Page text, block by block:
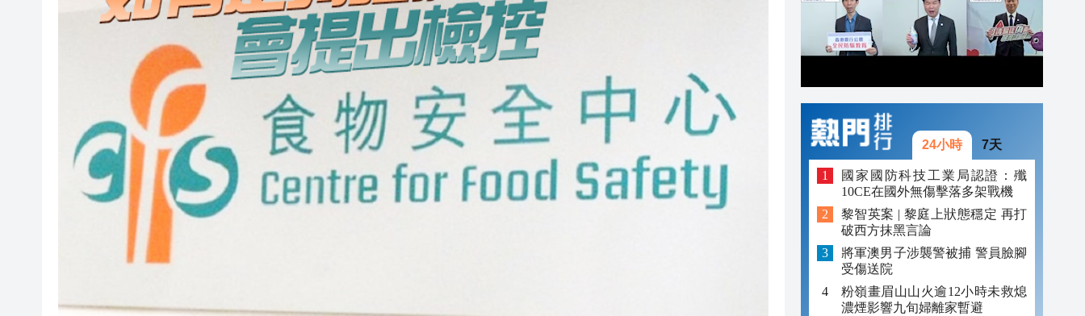
海南澄邁文儒煥新升級 五組數據見證文儒沉香從傳統邁向現代
梁振英率港區全國政協委員考察團來瓊考察
2025年海南儋州以舊換新帶動消費約18億元
24小時 7天
國家國防科技工業局認證：殲
10CE在國外無傷擊落多架戰機
黎智英案 | 黎庭上狀態穩定 再打
破西方抹黑言論
將軍澳男子涉襲警被捕 警員臉腳
受傷送院
粉嶺畫眉山山火逾12小時未救熄
濃煙影響九旬婦離家暫避